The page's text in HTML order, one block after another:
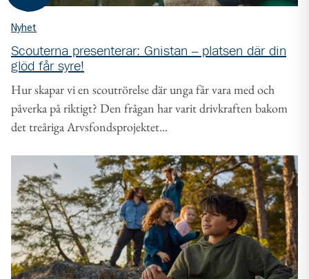
Nyhet
Scouterna presenterar: Gnistan – platsen där din
glöd får syre!
Hur skapar vi en scoutrörelse där unga får vara med och
påverka på riktigt? Den frågan har varit drivkraften bakom
det treåriga Arvsfondsprojektet...